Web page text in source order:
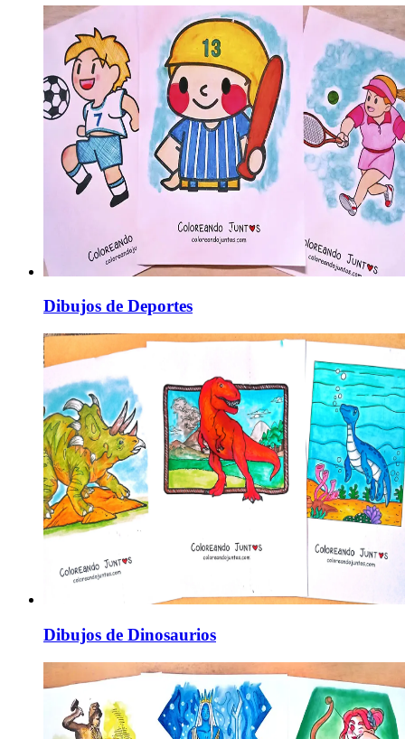
Dibujos de Deportes
Dibujos de Dinosaurios